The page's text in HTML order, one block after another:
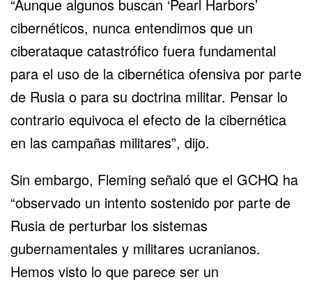
“Aunque algunos buscan ‘Pearl Harbors’
cibernéticos, nunca entendimos que un
ciberataque catastrófico fuera fundamental
para el uso de la cibernética ofensiva por parte
de Rusia o para su doctrina militar. Pensar lo
contrario equivoca el efecto de la cibernética
en las campañas militares”, dijo.
Sin embargo, Fleming señaló que el GCHQ ha
“observado un intento sostenido por parte de
Rusia de perturbar los sistemas
gubernamentales y militares ucranianos.
Hemos visto lo que parece ser un